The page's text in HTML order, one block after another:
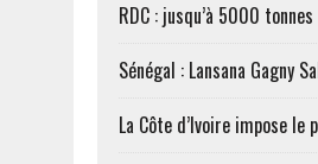
RDC : jusqu’à 5000
Sénégal : Lansana Gagny
La Côte d’Ivoire impose